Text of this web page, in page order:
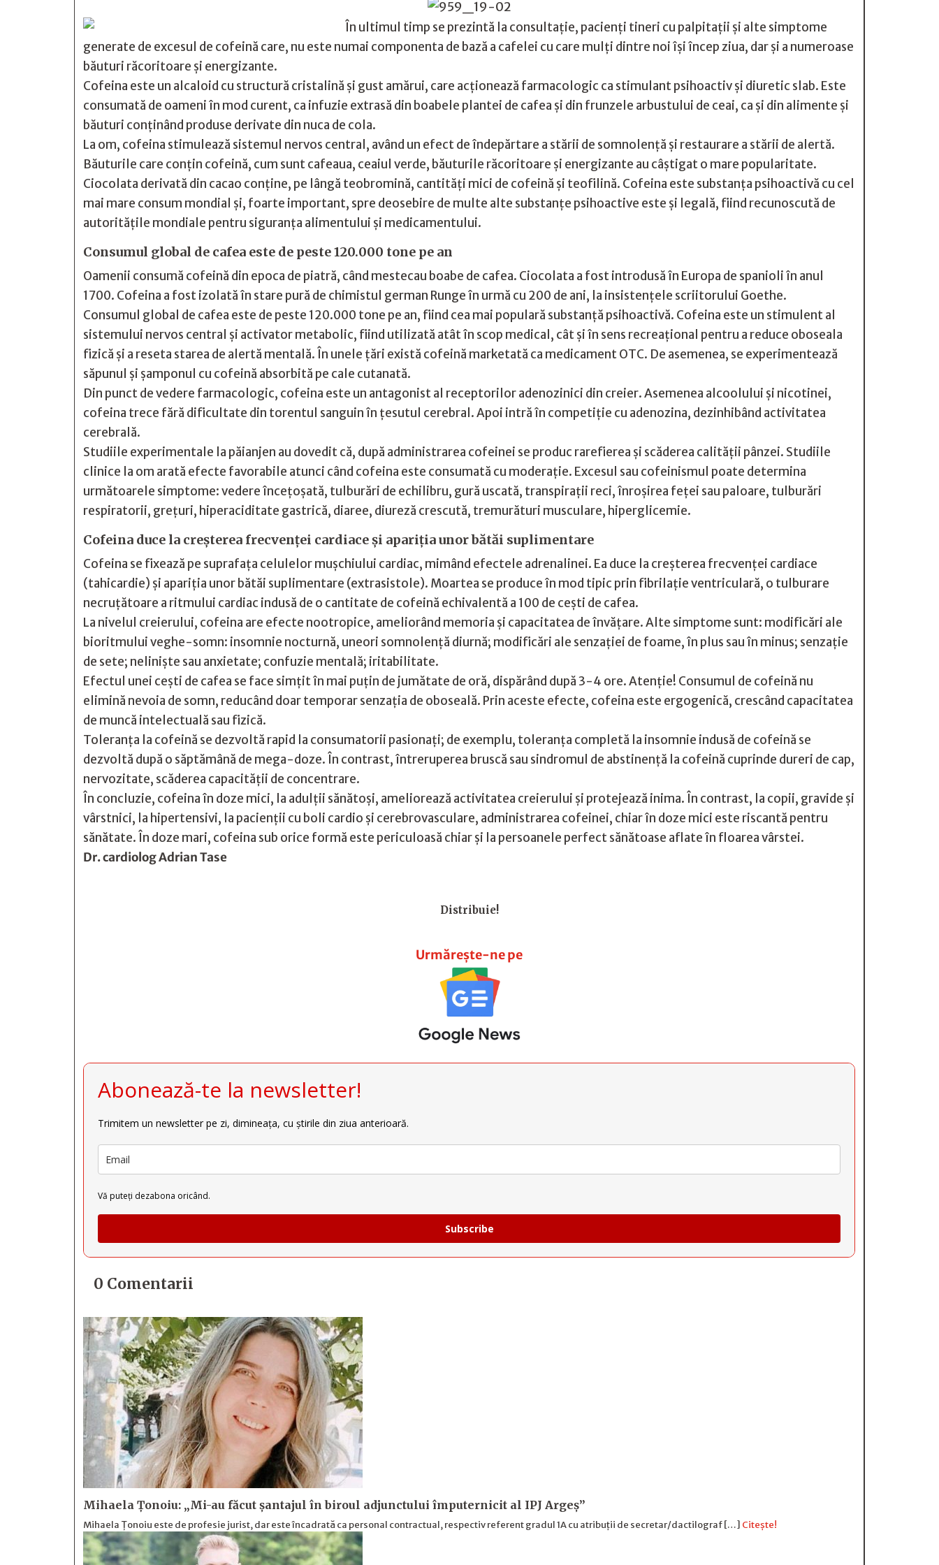
În ultimul timp se prezintă la consultaţie, pacienţi tineri cu palpitaţii şi alte simptome
generate de excesul de cofeină care, nu este numai componenta de bază a cafelei cu care mulţi dintre noi îşi încep ziua, dar şi a numeroase
băuturi răcoritoare şi energizante.
Cofeina este un alcaloid cu structură cristalină şi gust amărui, care acţionează farmacologic ca stimulant psihoactiv şi diuretic slab. Este
consumată de oameni în mod curent, ca infuzie extrasă din boabele plantei de cafea şi din frunzele arbustului de ceai, ca şi din alimente şi
băuturi conţinând produse derivate din nuca de cola.
La om, cofeina stimulează sistemul nervos central, având un efect de îndepărtare a stării de somnolenţă şi restaurare a stării de alertă.
Băuturile care conţin cofeină, cum sunt cafeaua, ceaiul verde, băuturile răcoritoare şi energizante au câştigat o mare popularitate.
Ciocolata derivată din cacao conţine, pe lângă teobromină, cantităţi mici de cofeină şi teofilină. Cofeina este substanţa psihoactivă cu cel
mai mare consum mondial şi, foarte important, spre deosebire de multe alte substanţe psihoactive este şi legală, fiind recunoscută de
autorităţile mondiale pentru siguranţa alimentului şi medicamentului.
Consumul global de cafea este de peste 120.000 tone pe an
Oamenii consumă cofeină din epoca de piatră, când mestecau boabe de cafea. Ciocolata a fost introdusă în Europa de spanioli în anul
1700. Cofeina a fost izolată în stare pură de chimistul german Runge în urmă cu 200 de ani, la insistenţele scriitorului Goethe.
Consumul global de cafea este de peste 120.000 tone pe an, fiind cea mai populară substanţă psihoactivă. Cofeina este un stimulent al
sistemului nervos central şi activator metabolic, fiind utilizată atât în scop medical, cât şi în sens recreaţional pentru a reduce oboseala
fizică şi a reseta starea de alertă mentală. În unele ţări există cofeină marketată ca medicament OTC. De asemenea, se experimentează
săpunul şi şamponul cu cofeină absorbită pe cale cutanată.
Din punct de vedere farmacologic, cofeina este un antagonist al receptorilor adenozinici din creier. Asemenea alcoolului şi nicotinei,
cofeina trece fără dificultate din torentul sanguin în ţesutul cerebral. Apoi intră în competiţie cu adenozina, dezinhibând activitatea
cerebrală.
Studiile experimentale la păianjen au dovedit că, după administrarea cofeinei se produc rarefierea şi scăderea calităţii pânzei. Studiile
clinice la om arată efecte favorabile atunci când cofeina este consumată cu moderaţie. Excesul sau cofeinismul poate determina
următoarele simptome: vedere înceţoşată, tulburări de echilibru, gură uscată, transpiraţii reci, înroşirea feţei sau paloare, tulburări
respiratorii, greţuri, hiperaciditate gastrică, diaree, diureză crescută, tremurături musculare, hiperglicemie.
Cofeina duce la creşterea frecvenţei cardiace şi apariţia unor bătăi suplimentare
Cofeina se fixează pe suprafaţa celulelor muşchiului cardiac, mimând efectele adrenalinei. Ea duce la creşterea frecvenţei cardiace
(tahicardie) şi apariţia unor bătăi suplimentare (extrasistole). Moartea se produce în mod tipic prin fibrilaţie ventriculară, o tulburare
necruţătoare a ritmului cardiac indusă de o cantitate de cofeină echivalentă a 100 de ceşti de cafea.
La nivelul creierului, cofeina are efecte nootropice, ameliorând memoria şi capacitatea de învăţare. Alte simptome sunt: modificări ale
bioritmului veghe-somn: insomnie nocturnă, uneori somnolenţă diurnă; modificări ale senzaţiei de foame, în plus sau în minus; senzaţie
de sete; nelinişte sau anxietate; confuzie mentală; iritabilitate.
Efectul unei ceşti de cafea se face simţit în mai puţin de jumătate de oră, dispărând după 3-4 ore. Atenţie! Consumul de cofeină nu
elimină nevoia de somn, reducând doar temporar senzaţia de oboseală. Prin aceste efecte, cofeina este ergogenică, crescând capacitatea
de muncă intelectuală sau fizică.
Toleranţa la cofeină se dezvoltă rapid la consumatorii pasionaţi; de exemplu, toleranţa completă la insomnie indusă de cofeină se
dezvoltă după o săptămână de mega-doze. În contrast, întreruperea bruscă sau sindromul de abstinenţă la cofeină cuprinde dureri de cap,
nervozitate, scăderea capacităţii de concentrare.
În concluzie, cofeina în doze mici, la adulţii sănătoşi, ameliorează activitatea creierului şi protejează inima. În contrast, la copii, gravide şi
vârstnici, la hipertensivi, la pacienţii cu boli cardio şi cerebrovasculare, administrarea cofeinei, chiar în doze mici este riscantă pentru
sănătate. În doze mari, cofeina sub orice formă este periculoasă chiar şi la persoanele perfect sănătoase aflate în floarea vârstei.
Dr. cardiolog Adrian Tase
Distribuie!
Urmărește-ne pe
Abonează-te la newsletter!
Trimitem un newsletter pe zi, dimineața, cu știrile din ziua anterioară.
Vă puteți dezabona oricând.
Subscribe
0 Comentarii
Mihaela Ţonoiu: „Mi-au făcut şantajul în biroul adjunctului împuternicit al IPJ Argeş”
Mihaela Ţonoiu este de profesie jurist, dar este încadrată ca personal contractual, respectiv referent gradul 1A cu atribuții de secretar/dactilograf […] Citește!